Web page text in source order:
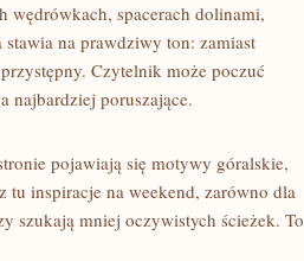
wędrówkach, spacerach dolinami,
stawia na prawdziwy ton: zamiast
Czytelnik może poczuć
najbardziej poruszające.
pojawiają się motywy góralskie,
tu inspiracje na weekend, zarówno dla
szukają mniej oczywistych ścieżek. To